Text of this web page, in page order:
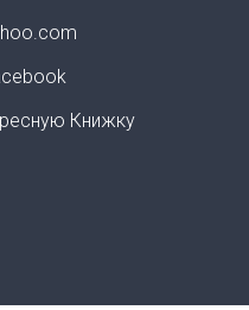
Книжку